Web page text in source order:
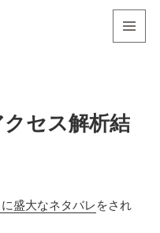
セス解析結
盛大なネタバレ をされ